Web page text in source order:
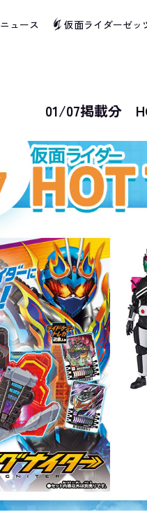
ニュース 仮面ライダーゼッ
01/07掲載分